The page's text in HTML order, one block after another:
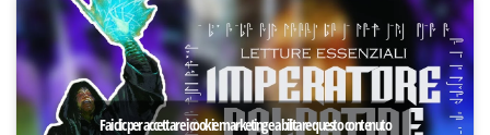
Fai clic per accettare i cookie marketing e abilitare questo contenuto